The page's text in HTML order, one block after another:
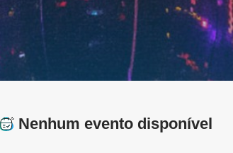
Nenhum evento disponível